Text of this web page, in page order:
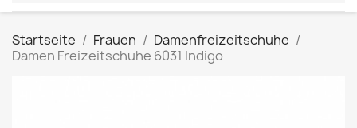
Startseite Frauen
Damenfreizeitschuhe
Damen Freizeitschuhe 6031 Indigo